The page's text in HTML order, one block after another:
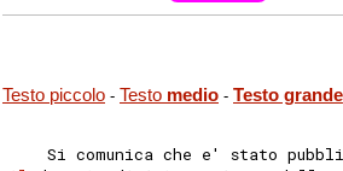
Testo piccolo - Testo medio - Testo grande
Si comunica che e' stato